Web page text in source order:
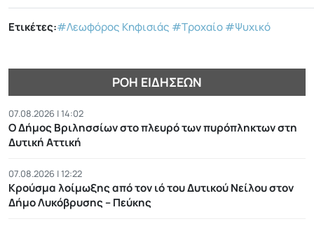
Ετικέτες:#Λεωφόρος Κηφισιάς #Τροχαίο#Ψυχικό
ΡΟΉ ΕΙΔΉΣΕΩΝ
07.08.2026 | 14:02
Ο Δήμος Βριλησσίων στο πλευρό των πυρόπληκτων στη
Δυτική Αττική
07.08.2026 | 12:22
Κρούσμα λοίμωξης από τον ιό του Δυτικού Νείλου στον
Δήμο Λυκόβρυσης – Πεύκης